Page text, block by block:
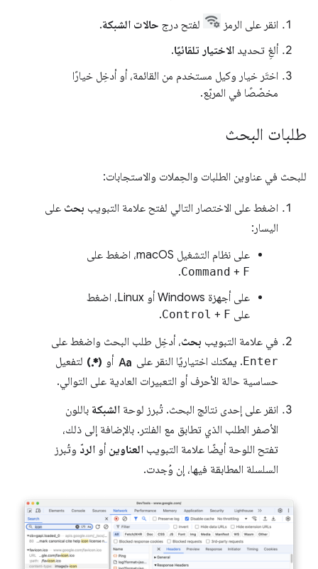
انقر على الرمز لفتح درج حالات الشبكة.
ألغِ تحديد الاختيار تلقائيًا.
اختَر خيار وكيل مستخدم من القائمة، أو أدخِل خيارًا
مخصّصًا في المربّع.
طلبات البحث
للبحث في عناوين الطلبات والحِملات والاستجابات:
اضغط على الاختصار التالي لفتح علامة التبويب بحث على
اليسار:
على نظام التشغيل macOS، اضغط على
Command + F
.
على أجهزة Windows أو Linux، اضغط
على
Control + F
.
في علامة التبويب بحث، أدخِل طلب البحث واضغط على
Enter. يمكنك اختياريًا النقر على match_case أو regular_expression لتفعيل
حساسية حالة الأحرف أو التعبيرات العادية على التوالي.
انقر على إحدى نتائج البحث. تُبرز لوحة الشبكة باللون
الأصفر الطلب الذي تطابق مع الفلتر. بالإضافة إلى ذلك،
تفتح اللوحة أيضًا علامة التبويب العناوين أو الردّ وتُبرز
السلسلة المطابقة فيها، إن وُجدت.